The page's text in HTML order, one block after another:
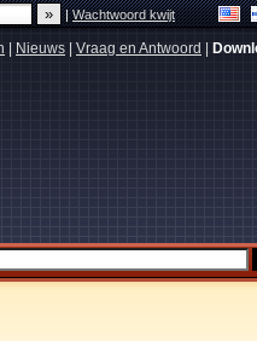
|Wachtwoord kwijt
Nieuws Vraag en Antwoord